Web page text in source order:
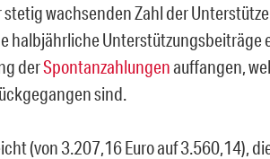
stetig wachsenden Zahl der
halbjährliche Unterstützungsbeiträge
derSpontanzahlungenauffangen,
sind.
(von 3.207,16 Euro auf 3.560,14),